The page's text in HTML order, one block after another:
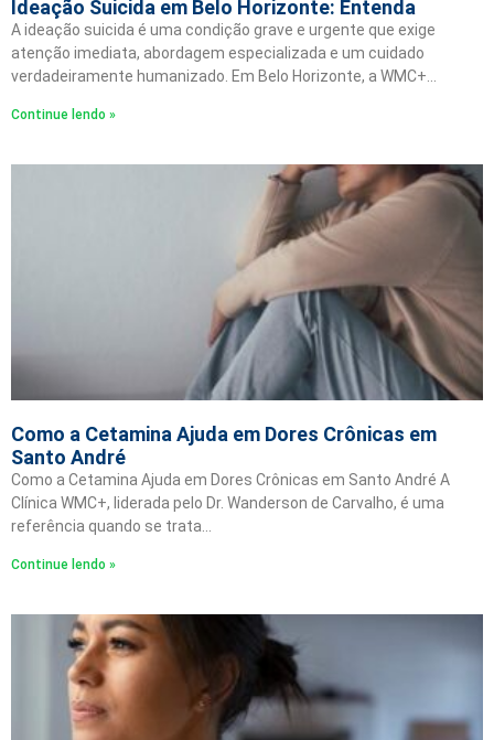
Ideação Suicida em Belo Horizonte: Entenda
A ideação suicida é uma condição grave e urgente que exige
atenção imediata, abordagem especializada e um cuidado
verdadeiramente humanizado. Em Belo Horizonte, a WMC+…
Continue lendo »
Como a Cetamina Ajuda em Dores Crônicas em
Santo André
Como a Cetamina Ajuda em Dores Crônicas em Santo André A
Clínica WMC+, liderada pelo Dr. Wanderson de Carvalho, é uma
referência quando se trata…
Continue lendo »